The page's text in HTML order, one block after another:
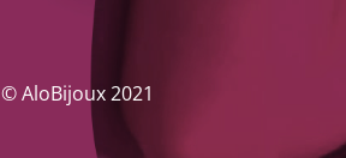
© AloBijoux 2021